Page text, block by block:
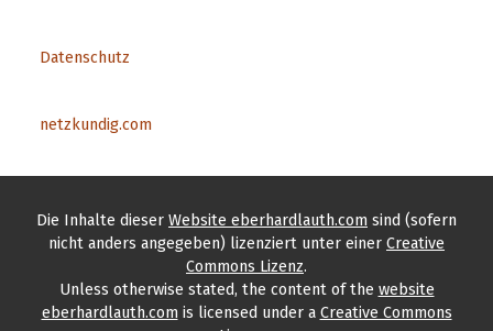
Datenschutz
netzkundig.com
Die Inhalte dieser Website eberhardlauth.com sind (sofern
nicht anders angegeben) lizenziert unter einer Creative
Commons Lizenz.
Unless otherwise stated, the contentof the website
eberhardlauth.com is licensed under a Creative Commons